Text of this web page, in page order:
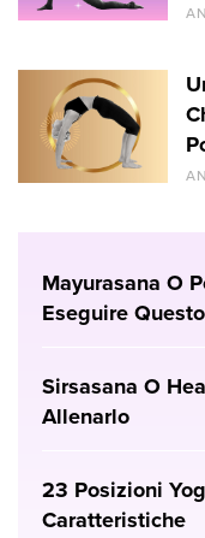
Mayurasana O
Eseguire
Sirsasana O
Allenarlo
23 Posizioni
Caratteristiche